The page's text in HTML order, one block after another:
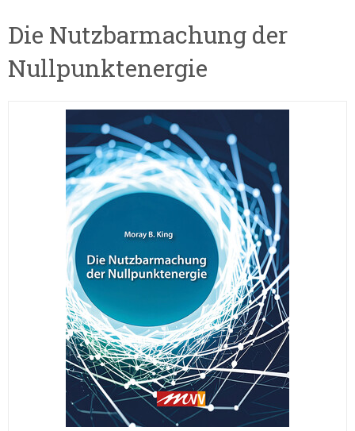
Die Nutzbarmachung der
Nullpunktenergie